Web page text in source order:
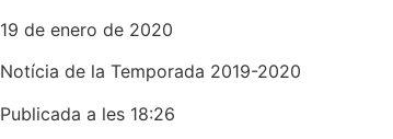
19 de enero de 2020
Notícia de la Temporada 2019-2020
Publicada a les 18:26